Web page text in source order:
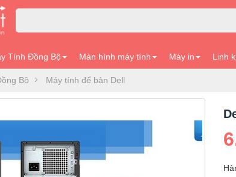
Tính Đồng Bộ Màn hình máy tính Máy in Linh
Bộ Máy tính để bàn Dell